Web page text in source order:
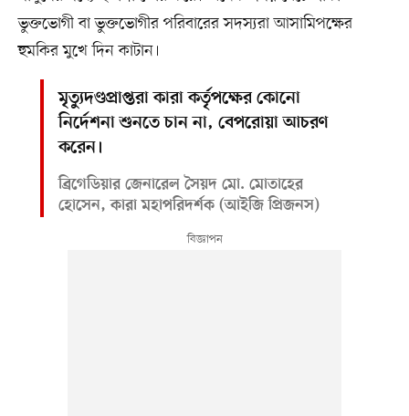
ভুক্তভোগী বা ভুক্তভোগীর পরিবারের সদস্যরা আসামিপক্ষের
হুমকির মুখে দিন কাটান।
মৃত্যুদণ্ডপ্রাপ্তরা কারা কর্তৃপক্ষের কোনো
নির্দেশনা শুনতে চান না, বেপরোয়া আচরণ
করেন।
ব্রিগেডিয়ার জেনারেল সৈয়দ মো. মোতাহের
হোসেন, কারা মহাপরিদর্শক (আইজি প্রিজনস)